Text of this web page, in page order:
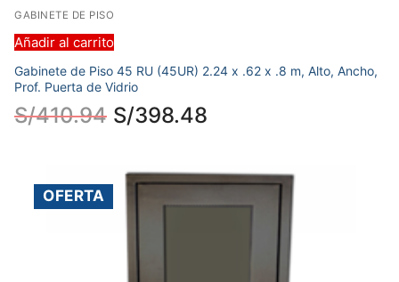
GABINETE DE PISO
Añadir al carrito
Gabinete de Piso 45 RU (45UR) 2.24 x .62 x .8 m, Alto, Ancho,
Prof. Puerta de Vidrio
S/410.94 S/398.48
OFERTA